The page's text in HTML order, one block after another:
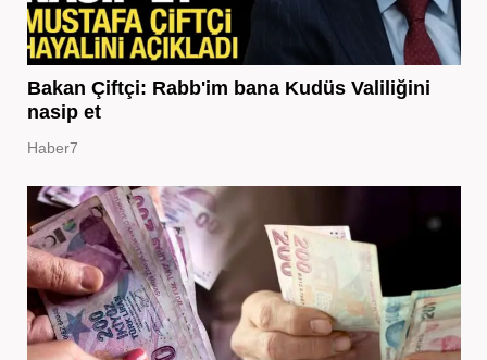
Bakan Çiftçi: Rabb'im bana Kudüs Valiliğini
nasip et
Haber7